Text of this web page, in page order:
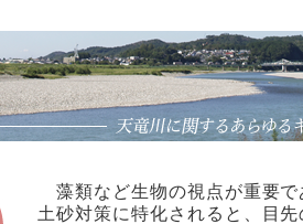
藻類など生物の視点が重要で
土砂対策に特化されると、目